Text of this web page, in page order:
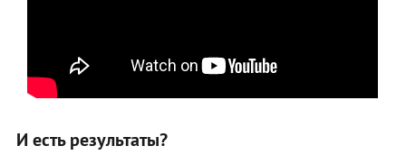
И есть результаты?